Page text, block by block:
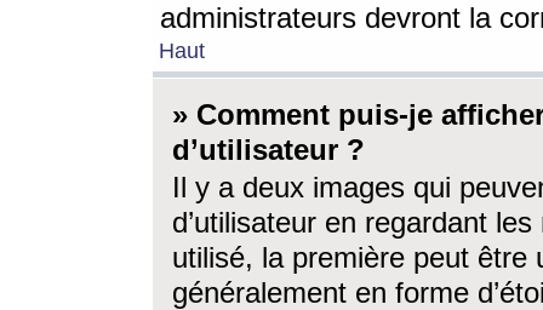
administrateurs devront la
Haut
» Comment puis-je
d’utilisateur ?
Il y a deux images qui
d’utilisateur en regardant
utilisé, la première peut être
généralement en forme